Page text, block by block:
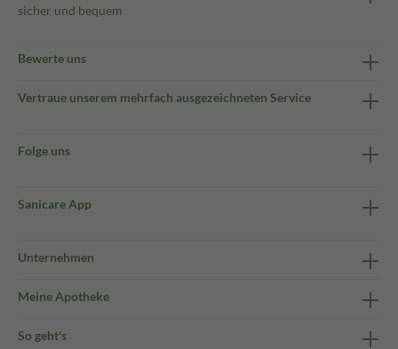
sicher und bequem
Bewerte uns
Vertraue unserem mehrfach ausgezeichneten Service
Folge uns
Sanicare App
Unternehmen
Meine Apotheke
So geht's